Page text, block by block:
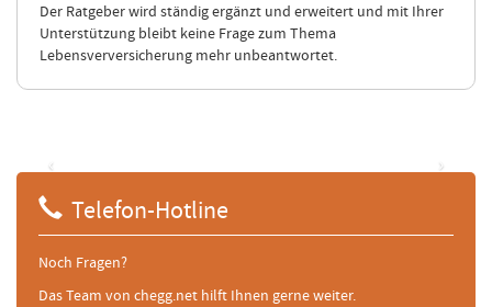
Der Ratgeber wird ständig ergänzt und erweitert und mit Ihrer
Unterstützung bleibt keine Frage zum Thema
Lebensverversicherung mehr unbeantwortet.
‹ ›
Telefon-Hotline
Noch Fragen?
Das Team von chegg.net hilft Ihnen gerne weiter.